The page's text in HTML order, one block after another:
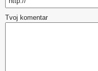
Tvoj komentar